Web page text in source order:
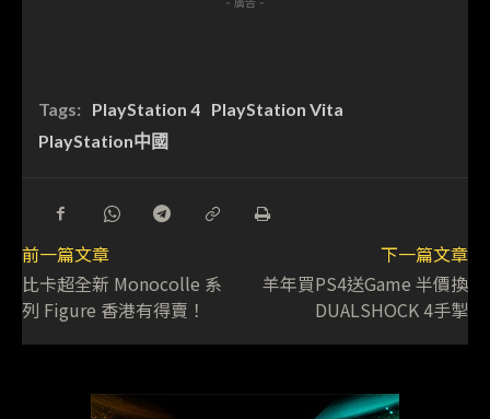
- 廣告 -
Tags: PlayStation 4 PlayStation Vita
PlayStation中國
前一篇文章
比卡超全新 Monocolle 系
列 Figure 香港有得賣！
下一篇文章
羊年買PS4送Game 半價換
DUALSHOCK 4手掣